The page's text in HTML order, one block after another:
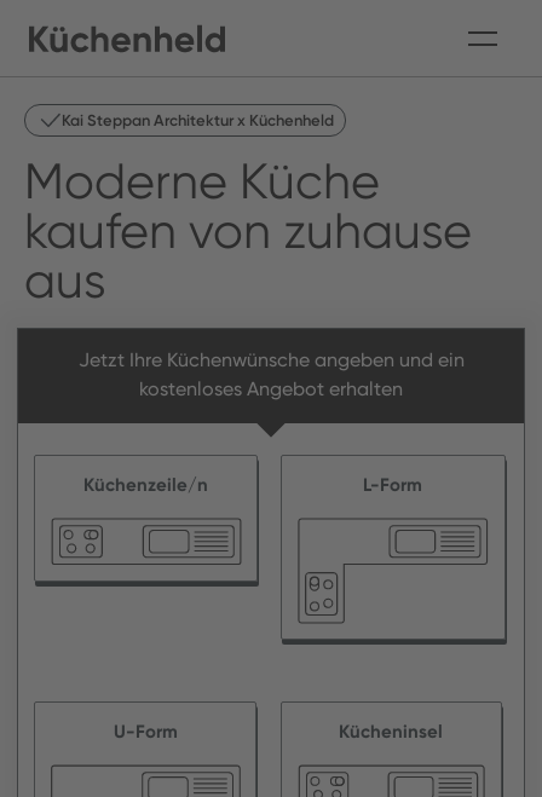
Kai Steppan Architektur x Küchenheld
Moderne Küche
kaufen von zuhause
aus
Jetzt Ihre Küchenwünsche angeben und ein
kostenloses Angebot erhalten
Küchenzeile/n L-Form
U-Form Kücheninsel